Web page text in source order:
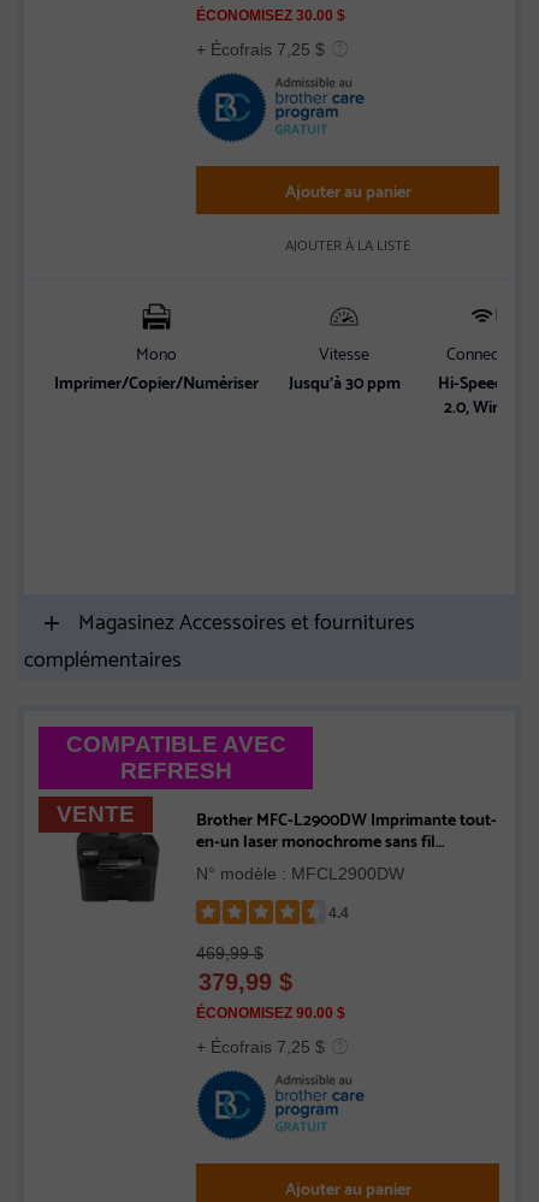
of
stars
ÉCONOMISEZ 30.00 $
+ Écofrais 7,25 $
Ajouter au panier
AJOUTER À LA LISTE
Mono
Imprimer/Copier/Numériser
Vitesse
Jusqu’à 30 ppm
Connectivité
Hi-Speed USB
2.0, Wireless
Magasinez Accessoires et fournitures
complémentaires
COMPATIBLE AVEC
REFRESH
VENTE
Brother MFC-L2900DW Imprimante tout-
en-un laser monochrome sans fil
compacte compatible avec
l’Abonnement Refresh
N° modèle : MFCL2900DW
4.4
4.4
out
of
stars
469,99 $
379,99 $
ÉCONOMISEZ 90.00 $
+ Écofrais 7,25 $
Ajouter au panier